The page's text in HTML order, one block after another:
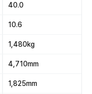
40.0
10.6
1,480kg
4,710mm
1,825mm